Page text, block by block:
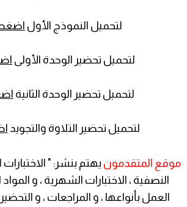
لتحميل النموذج الأول
لتحميل تحضير الوحدة الأولى
لتحميل تحضير الوحدة الثانية
لتحميل تحضير التلاوة والتجويد
موقع المتقدمون يهتم بنشر: " الاختبارات
النصفية ، الاختبارات الشهرية ، و المواد
العمل بأنواعها ، و المراجعات ، و